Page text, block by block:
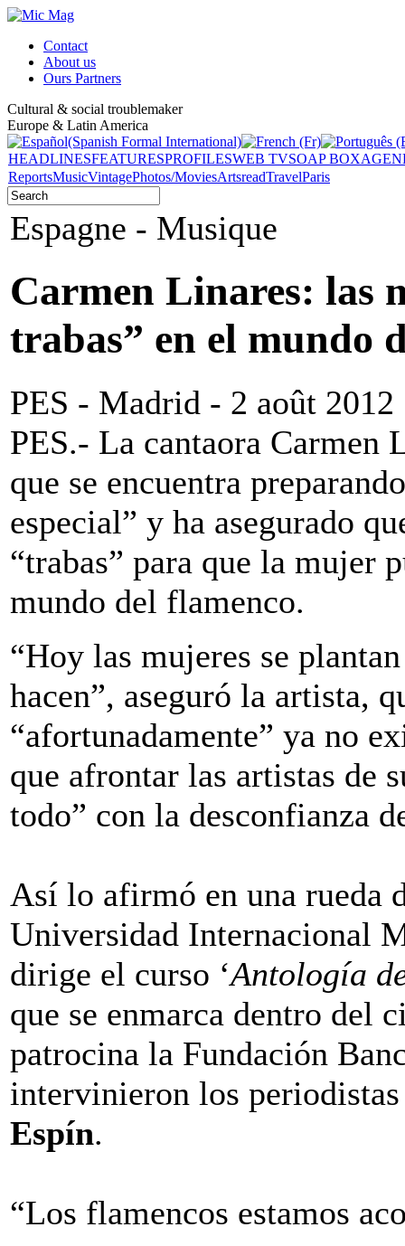
Contact
About us
Ours Partners
Cultural & social troublemaker
Europe & Latin America
HEADLINESFEATURESPROFILESWEB TVSOAP BOX
ReportsMusicVintagePhotos/MoviesArtsreadTravelParis
Espagne - Musique
Carmen Linares: las
trabas” en el mundo
PES - Madrid - 2 août 2012
PES.- La cantaora Carmen
que se encuentra
especial” y ha asegurado
“trabas” para que la mujer
mundo del flamenco.
“Hoy las mujeres se
hacen”, aseguró la artista,
“afortunadamente” ya no
que afrontar las artistas de
todo” con la desconfianza
Así lo afirmó en una rueda
Universidad Internacional
dirige el curso ‘Antología
que se enmarca dentro del
patrocina la Fundación
intervinieron los
Espín.
“Los flamencos estamos